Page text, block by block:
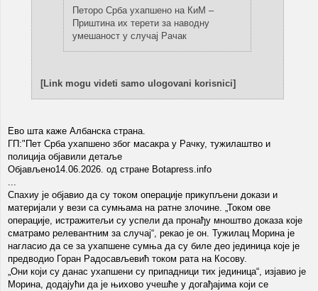
Петоро Срба ухапшено на КиМ –
Приштина их терети за наводну
умешаност у случај Рачак
[Link mogu videti samo ulogovani korisnici]
Ево шта каже Албанска страна.
ГП:"Пет Срба ухапшено због масакра у Рачку, тужилаштво и
полиција објавили детаље
Објављено14.06.2026. од стране Botapress.info
...
Спахиу је објавио да су током операције прикупљени докази и
материјали у вези са сумњама на ратне злочине. „Током ове
операције, истражитељи су успели да пронађу мноштво доказа које
сматрамо релевантним за случај“, рекао је он. Тужилац Морина је
нагласио да се за ухапшене сумња да су биле део јединица које је
предводио Горан Радосављевић током рата на Косову.
„Они који су данас ухапшени су припадници тих јединица“, изјавио је
Морина, додајући да је њихово учешће у догађајима који се